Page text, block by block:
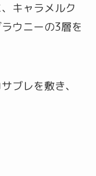
キャラメルク
ウニーの3層を
ブレを敷き、